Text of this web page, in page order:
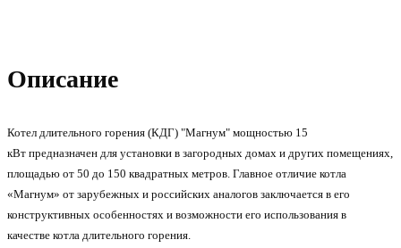
Описание
Котел длительного горения (КДГ) "Магнум" мощностью 15
кВт предназначен для установки в загородных домах и других помещениях,
площадью от 50 до 150 квадратных метров. Главное отличие котла
«Магнум» от зарубежных и российских аналогов заключается в его
конструктивных особенностях и возможности его использования в
качестве котла длительного горения.